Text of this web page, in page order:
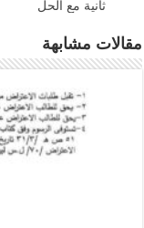
ثانية مع الحل
مقالات مشابهة